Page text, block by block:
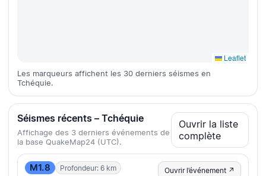
Leaflet
Les marqueurs affichent les 30 derniers séismes en
Tchéquie.
Séismes récents – Tchéquie
Affichage des 3 derniers événements de
la base QuakeMap24 (UTC).
Ouvrir la liste
complète
M1.8 Profondeur: 6 km Ouvrir l’événement ↗